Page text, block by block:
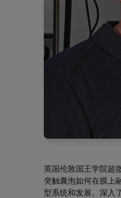
英国伦敦国王学院超
突触囊泡如何在膜上
型系统和发展。深入